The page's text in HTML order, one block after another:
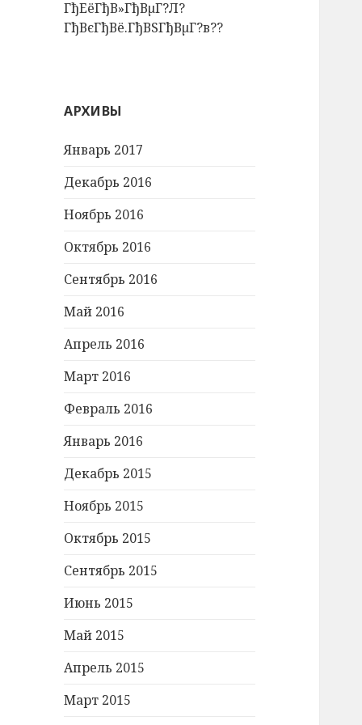
ГђЕёГђВ»ГђВµГ?Л?
ГђВєГђВё.ГђВЅГђВµГ?в??
АРХИВЫ
Январь 2017
Декабрь 2016
Ноябрь 2016
Октябрь 2016
Сентябрь 2016
Май 2016
Апрель 2016
Март 2016
Февраль 2016
Январь 2016
Декабрь 2015
Ноябрь 2015
Октябрь 2015
Сентябрь 2015
Июнь 2015
Май 2015
Апрель 2015
Март 2015